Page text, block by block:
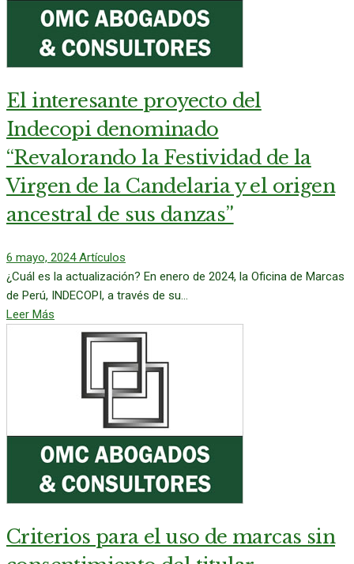
El interesante proyecto del
Indecopi denominado
“Revalorando la Festividad de la
Virgen de la Candelaria y el origen
ancestral de sus danzas”
6 mayo, 2024Artículos
¿Cuál es la actualización? En enero de 2024, la Oficina de Marcas
de Perú, INDECOPI, a través de su...
Leer Más
Criterios para el uso de marcas sin